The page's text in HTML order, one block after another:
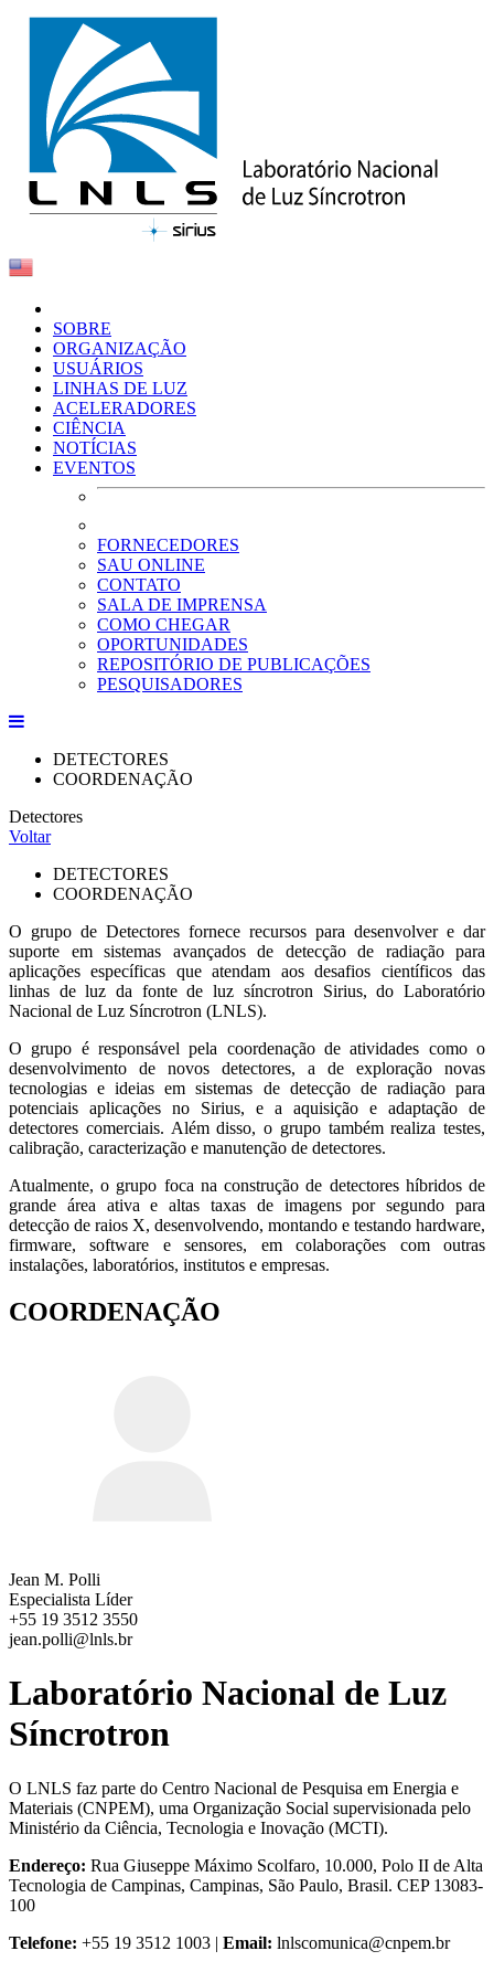
SOBRE
ORGANIZAÇÃO
USUÁRIOS
LINHAS DE LUZ
ACELERADORES
CIÊNCIA
NOTÍCIAS
EVENTOS
FORNECEDORES
SAU ONLINE
CONTATO
SALA DE IMPRENSA
COMO CHEGAR
OPORTUNIDADES
REPOSITÓRIO DE PUBLICAÇÕES
PESQUISADORES
DETECTORES
COORDENAÇÃO
Detectores
Voltar
DETECTORES
COORDENAÇÃO
O grupo de Detectores fornece recursos para desenvolver e dar
suporte em sistemas avançados de detecção de radiação para
aplicações específicas que atendam aos desafios científicos das
linhas de luz da fonte de luz síncrotron Sirius, do Laboratório
Nacional de Luz Síncrotron (LNLS).
O grupo é responsável pela coordenação de atividades como o
desenvolvimento de novos detectores, a de exploração novas
tecnologias e ideias em sistemas de detecção de radiação para
potenciais aplicações no Sirius, e a aquisição e adaptação de
detectores comerciais. Além disso, o grupo também realiza testes,
calibração, caracterização e manutenção de detectores.
Atualmente, o grupo foca na construção de detectores híbridos de
grande área ativa e altas taxas de imagens por segundo para
detecção de raios X, desenvolvendo, montando e testando hardware,
firmware, software e sensores, em colaborações com outras
instalações, laboratórios, institutos e empresas.
COORDENAÇÃO
Jean M. Polli
Especialista Líder
+55 19 3512 3550
jean.polli@lnls.br
Laboratório Nacional de Luz
Síncrotron
O LNLS faz parte do Centro Nacional de Pesquisa em Energia e
Materiais (CNPEM), uma Organização Social supervisionada pelo
Ministério da Ciência, Tecnologia e Inovação (MCTI).
Endereço: Rua Giuseppe Máximo Scolfaro, 10.000, Polo II de Alta
Tecnologia de Campinas, Campinas, São Paulo, Brasil. CEP 13083-
100
Telefone: +55 19 3512 1003 | Email: lnlscomunica@cnpem.br